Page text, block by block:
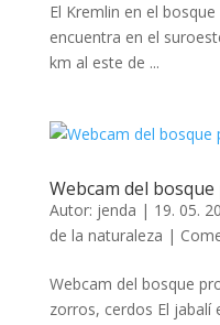
El Kremlin en el
encuentra en el
km al este de ...
Webcam del
Autor: jenda | 19. 05.
de la naturaleza |
Webcam del bosque
zorros, cerdos El jabalí